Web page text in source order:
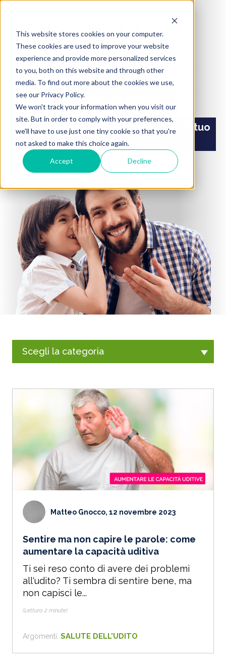
This website stores cookies on your computer.
These cookies are used to improve your website
experience and provide more personalized services
to you, both on this website and through other
media. To find out more about the cookies we use,
see our Privacy Policy.
We won't track your information when you visit our
site. But in order to comply with your preferences,
we'll have to use just one tiny cookie so that you're
not asked to make this choice again.
Accept Decline
Non crederai
alle tue orecchie.
La miglior tecnologia al servizio del tuo
udito.
Scegli la categoria
Matteo Gnocco, 12 novembre 2023
Sentire ma non capire le parole: come
aumentare la capacità uditiva
Ti sei reso conto di avere dei problemi
all'udito? Ti sembra di sentire bene, ma
non capisci le...
(Lettura 2 minute)
Argomenti: SALUTE DELL'UDITO